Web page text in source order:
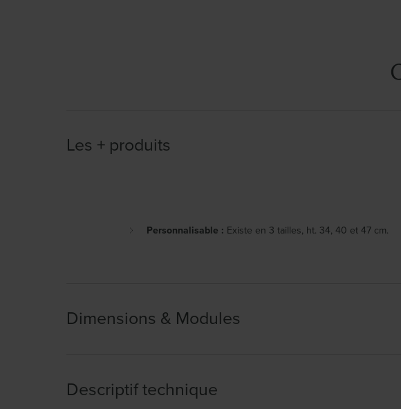
Les + produits
Personnalisable : Existe en 3 tailles, ht. 34, 40 et 47 cm.
Dimensions & Modules
Descriptif technique